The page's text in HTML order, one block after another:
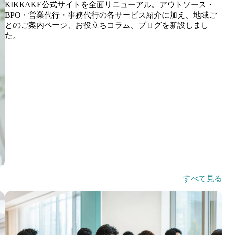
KIKKAKE公式サイトを全面リニューアル。アウトソース・
BPO・営業代行・事務代行の各サービス紹介に加え、地域ご
とのご案内ページ、お役立ちコラム、ブログを新設しまし
た。
すべて見る